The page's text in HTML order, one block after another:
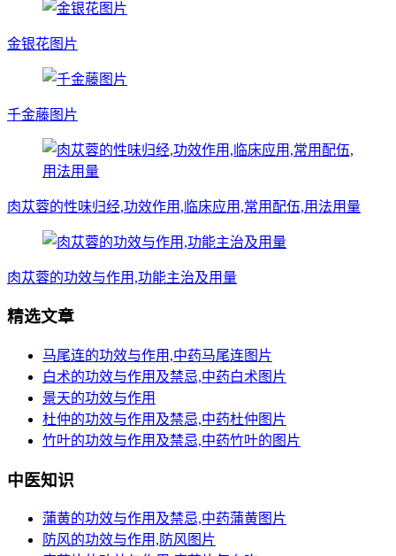
金银花图片
千金藤图片
肉苁蓉的性味归经,功效作用,临床应用,常用配伍,用法用量
肉苁蓉的功效与作用,功能主治及用量
精选文章
马尾连的功效与作用,中药马尾连图片
白术的功效与作用及禁忌,中药白术图片
景天的功效与作用
杜仲的功效与作用及禁忌,中药杜仲图片
竹叶的功效与作用及禁忌,中药竹叶的图片
中医知识
蒲黄的功效与作用及禁忌,中药蒲黄图片
防风的功效与作用,防风图片